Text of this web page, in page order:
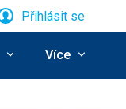
Přihlásit se
Více